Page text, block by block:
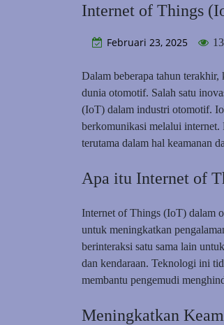
Internet of Things
Februari 23, 2025
Dalam beberapa tahun
dunia otomotif. Salah satu
(IoT) dalam industri otomotif.
berkomunikasi melalui
terutama dalam hal keamanan
Apa itu Internet of
Internet of Things (IoT) dalam
untuk meningkatkan
berinteraksi satu sama lain
dan kendaraan. Teknologi ini
membantu pengemudi
Meningkatkan